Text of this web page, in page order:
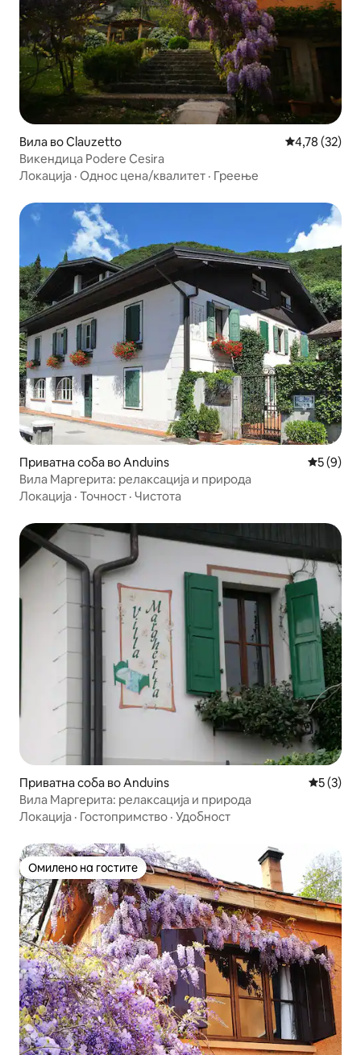
Вила во Clauzetto Просечна
4,78 (32)
Викендица Podere Cesira
Локација · Однос цена/квалитет · Греење
Приватна соба во Anduins
5 (9)
Вила Маргерита: релаксација и природа
Локација · Точност · Чистота
Приватна соба во Anduins
5 (3)
Вила Маргерита: релаксација и природа
Локација · Гостопримство · Удобност
Омилено на гостите
Омилено на гостите